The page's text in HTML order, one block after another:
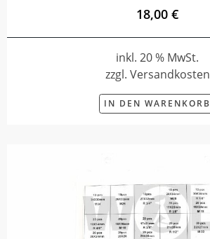
18,00 €
inkl. 20 % MwSt.
zzgl. Versandkosten
IN DEN WARENKORB